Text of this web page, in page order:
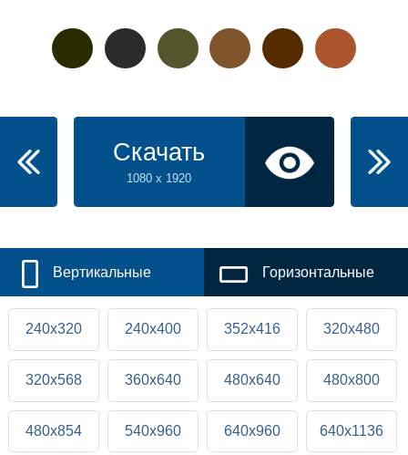
Скачать
1080 x 1920
Вертикальные Горизонтальные
240x320 240x400 352x416 320x480
320x568 360x640 480x640 480x800
480x854 540x960 640x960 640x1136